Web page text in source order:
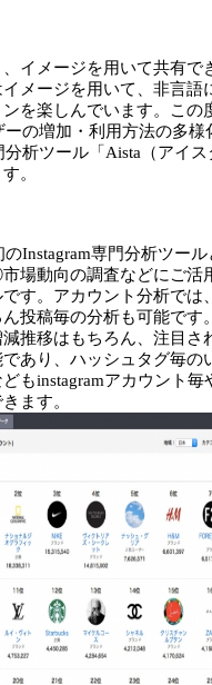
イメージを用いて共有で
メージを用いて、非言語
ンを楽しんでいます。この
ーの増加・利用方法の多様
分析ツール「Aista（アイ
。
のInstagram専門分析ツー
場動向の調査などにご活
す。アカウント分析では
投稿毎の分析も可能です
推移はもちろん、注目さ
あり、ハッシュタグ毎の
もinstagramアカウント毎
ます。